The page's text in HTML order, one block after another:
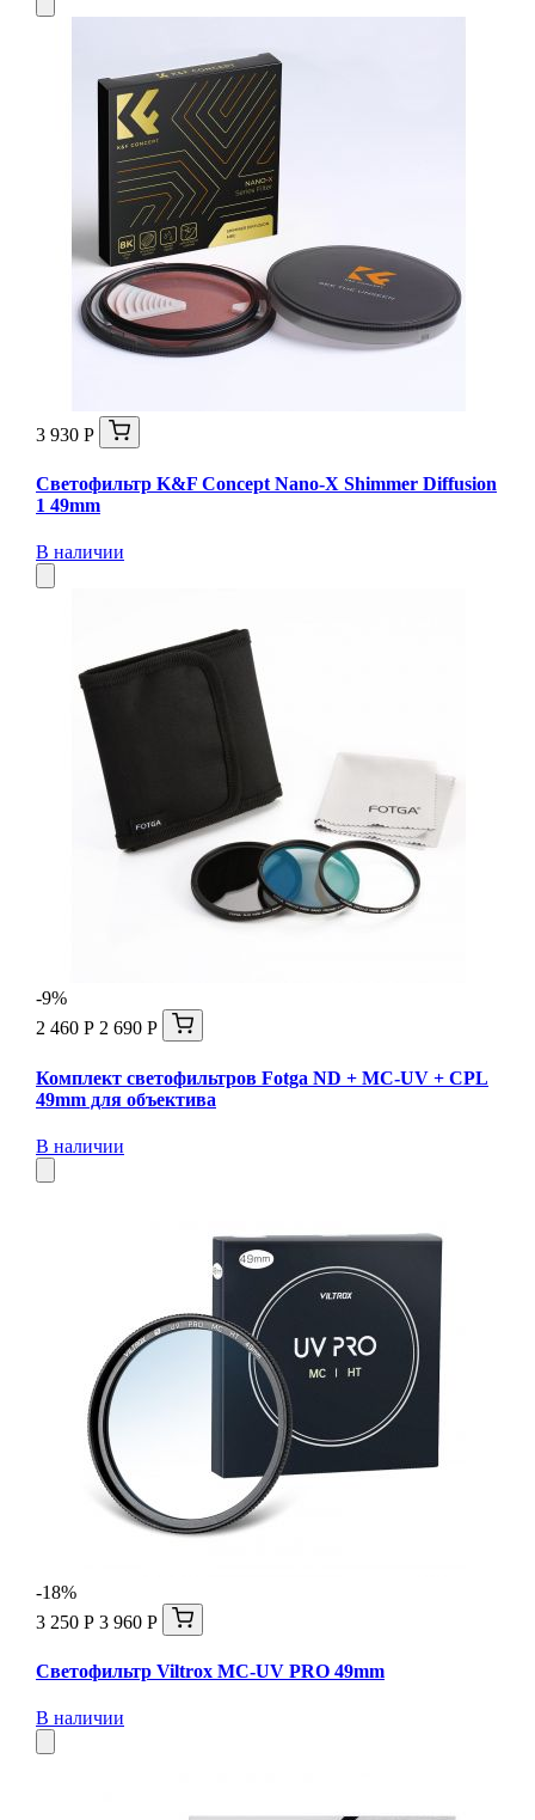
3 930 Р
Светофильтр K&F Concept Nano-X Shimmer Diffusion
1 49mm
В наличии
-9%
2 460 Р 2 690 Р
Комплект светофильтров Fotga ND + MC-UV + CPL
49mm для объектива
В наличии
-18%
3 250 Р 3 960 Р
Светофильтр Viltrox MC-UV PRO 49mm
В наличии